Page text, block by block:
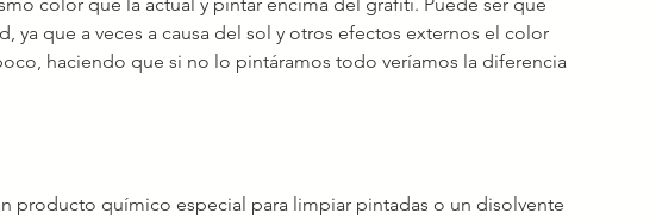
ya que a veces a causa del sol y otros efectos externos el color
haciendo que si no lo pintáramos todo veríamos la diferencia
producto químico especial para limpiar pintadas o un disolvente